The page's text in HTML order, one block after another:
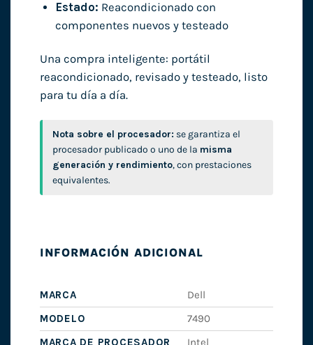
Estado: Reacondicionado con
componentes nuevos y testeado
Una compra inteligente: portátil
reacondicionado, revisado y testeado, listo
para tu día a día.
Nota sobre el procesador: se garantiza el
procesador publicado o uno de la misma
generación y rendimiento, con prestaciones
equivalentes.
INFORMACIÓN ADICIONAL
MARCA
Dell
MODELO
7490
MARCA DE PROCESADOR
Intel